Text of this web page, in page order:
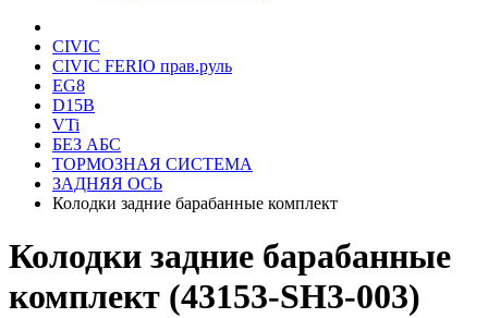
CIVIC
CIVIC FERIO прав.руль
EG8
D15B
VTi
БЕЗ АБС
ТОРМОЗНАЯ СИСТЕМА
ЗАДНЯЯ ОСЬ
Колодки задние барабанные комплект
Колодки задние барабанные
комплект (43153-SH3-003)